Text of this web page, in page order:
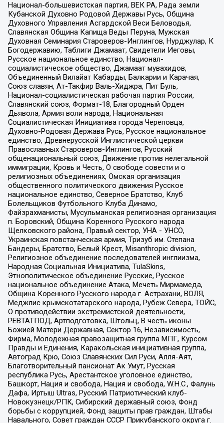
Национал-большевистская партия, ВЕК РА, Рада земли
Кубанской Духовно Родовой Державы Русь, Община
Духовного Управления Асгардской Веси Беловодья,
Славянская Община Капища Веды Перуна, Мужская
Духовная Семинария Староверов-Инглингов, Нурджулар, К
Богодержавию, Таблиги Джамаат, Свидетели Иеговы,
Русское национальное единство, Национал-
социалистическое общество, Джамаат мувахидов,
Объединенный Вилайат Кабарды, Балкарии и Карачая,
Союз славян, Ат-Такфир Валь-Хиджра, Пит Буль,
Национал-социалистическая рабочая партия России,
Славянский союз, Формат-18, Благородный Орден
Дьявола, Армия воли народа, Национальная
Социалистическая Инициатива города Череповца,
Духовно-Родовая Держава Русь, Русское национальное
единство, Древнерусской Инглистической церкви
Православных Староверов-Инглингов, Русский
общенациональный союз, Движение против нелегальной
иммиграции, Кровь и Честь, О свободе совести и о
религиозных объединениях, Омская организация
общественного политического движения Русское
национальное единство, Северное Братство, Клуб
Болельщиков Футбольного Клуба Динамо,
Файзрахманисты, Мусульманская религиозная организация
п. Боровский, Община Коренного Русского народа
Щелковского района, Правый сектор, УНА - УНСО,
Украинская повстанческая армия, Тризуб им. Степана
Бандеры, Братство, Белый Крест, Misanthropic division,
Религиозное объединение последователей инглиизма,
Народная Социальная Инициатива, TulaSkins,
Этнополитическое объединение Русские, Русское
национальное объединение Атака, Мечеть Мирмамеда,
Община Коренного Русского народа г. Астрахани, ВОЛЯ,
Меджлис крымскотатарского народа, Рубеж Севера, ТОЙС,
О противодействии экстремистской деятельности,
РЕВТАТПОД, Артподготовка, Штольц, В честь иконы
Божией Матери Державная, Сектор 16, Независимость,
Фирма, Молодежная правозащитная группа МПГ, Курсом
Правды и Единения, Каракольская инициативная группа,
Автоград Крю, Союз Славянских Сил Руси, Алля-Аят,
Благотворительный пансионат Ак Умут, Русская
республика Русь, Арестантское уголовное единство,
Башкорт, Нация и свобода, Нация и свобода, W.H.С., Фалунь
Дафа, Иртыш Ultras, Русский Патриотический клуб-
Новокузнецк/РПК, Сибирский державный союз, Фонд
борьбы с коррупцией, Фонд защиты прав граждан, Штабы
Навального, Совет граждан СССР Прикубанского округа г.